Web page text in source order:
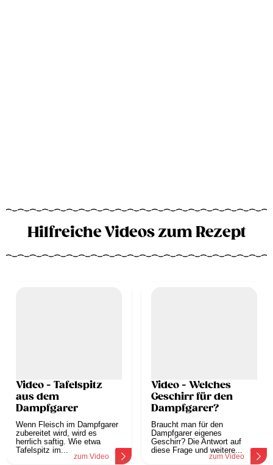
Hilfreiche Videos zum Rezept
Video - Tafelspitz
aus dem
Dampfgarer
Wenn Fleisch im Dampfgarer
zubereitet wird, wird es
herrlich saftig. Wie etwa
Tafelspitz im...
zum Video
Video - Welches
Geschirr für den
Dampfgarer?
Braucht man für den
Dampfgarer eigenes
Geschirr? Die Antwort auf
diese Frage und weitere...
zum Video